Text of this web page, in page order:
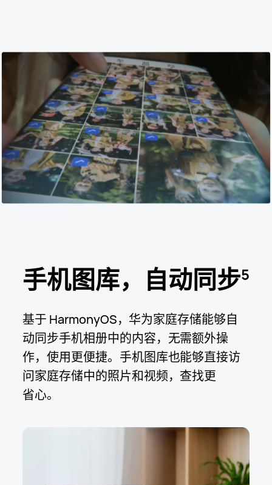
手机图库，自动同步5
基于 HarmonyOS，华为家庭存储能够自
动同步手机相册中的内容，无需额外操
作，使用更便捷。手机图库也能够直接访
问家庭存储中的照片和视频，查找更
省⁠心。